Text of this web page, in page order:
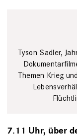
Tyson Sadler,
Themen Krieg
7.11 Uhr, über